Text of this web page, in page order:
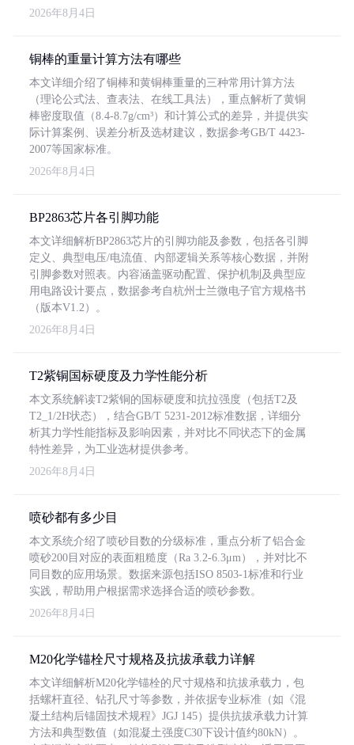
2026年8月4日
铜棒的重量计算方法有哪些
本文详细介绍了铜棒和黄铜棒重量的三种常用计算方法
（理论公式法、查表法、在线工具法），重点解析了黄铜
棒密度取值（8.4-8.7g/cm³）和计算公式的差异，并提供实
际计算案例、误差分析及选材建议，数据参考GB/T 4423-
2007等国家标准。
2026年8月4日
BP2863芯片各引脚功能
本文详细解析BP2863芯片的引脚功能及参数，包括各引脚
定义、典型电压/电流值、内部逻辑关系等核心数据，并附
引脚参数对照表。内容涵盖驱动配置、保护机制及典型应
用电路设计要点，数据参考自杭州士兰微电子官方规格书
（版本V1.2）。
2026年8月4日
T2紫铜国标硬度及力学性能分析
本文系统解读T2紫铜的国标硬度和抗拉强度（包括T2及
T2_1/2H状态），结合GB/T 5231-2012标准数据，详细分
析其力学性能指标及影响因素，并对比不同状态下的金属
特性差异，为工业选材提供参考。
2026年8月4日
喷砂都有多少目
本文系统介绍了喷砂目数的分级标准，重点分析了铝合金
喷砂200目对应的表面粗糙度（Ra 3.2-6.3μm），并对比不
同目数的应用场景。数据来源包括ISO 8503-1标准和行业
实践，帮助用户根据需求选择合适的喷砂参数。
2026年8月4日
M20化学锚栓尺寸规格及抗拔承载力详解
本文详细解析M20化学锚栓的尺寸规格和抗拔承载力，包
括螺杆直径、钻孔尺寸等参数，并依据专业标准（如《混
凝土结构后锚固技术规程》JGJ 145）提供抗拔承载力计算
方法和典型数值（如混凝土强度C30下设计值约80kN）。